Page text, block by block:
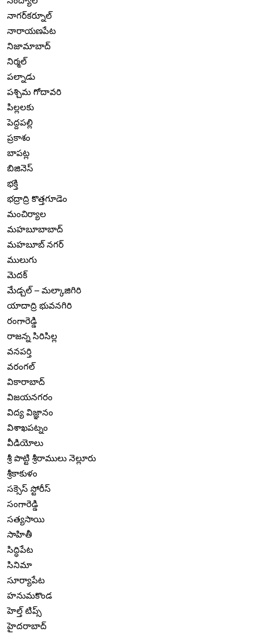
నాగర్‌కర్నూల్
నారాయణపేట
నిజామాబాద్
నిర్మల్
పల్నాడు
పశ్చిమ గోదావరి
పిల్లలకు
పెద్దపల్లి
ప్రకాశం
బాపట్ల
బిజినెస్
భక్తి
భద్రాద్రి కొత్తగూడెం
మంచిర్యాల
మహబూబాబాద్
మహబూబ్ నగర్
ములుగు
మెదక్
మేడ్చల్ – మల్కాజిగిరి
యాదాద్రి భువనగిరి
రంగారెడ్డి
రాజన్న సిరిసిల్ల
వనపర్తి
వరంగల్
వికారాబాద్
విజయనగరం
విద్య విజ్ఞానం
విశాఖపట్నం
వీడియోలు
శ్రీ పొట్టి శ్రీరాములు నెల్లూరు
శ్రీకాకుళం
సక్సెస్ స్టోరీస్
సంగారెడ్డి
సత్యసాయి
సాహితీ
సిద్ధిపేట
సినిమా
సూర్యాపేట
హనుమకొండ
హెల్త్ టిప్స్
హైదరాబాద్